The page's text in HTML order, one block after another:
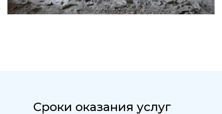
Сроки оказания услуг